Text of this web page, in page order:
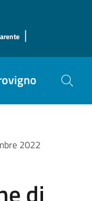
|
2022